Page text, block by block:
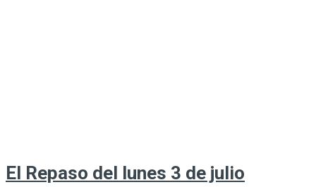
El Repaso del lunes 3 de julio